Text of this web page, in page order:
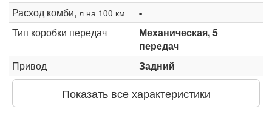
Расход комби, л на 100 км
-
Тип коробки передач
Механическая, 5
передач
Привод
Задний
Показать все характеристики